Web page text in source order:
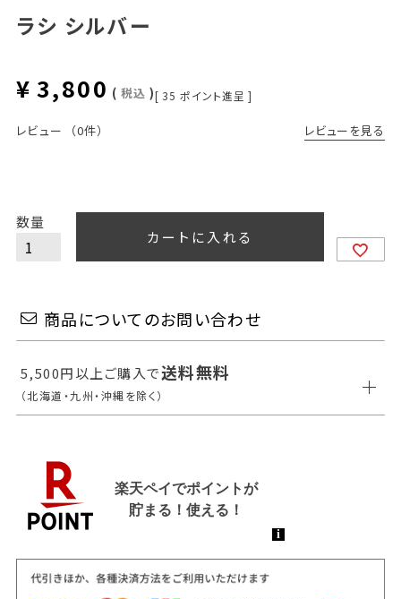
ラシ シルバー
¥ 3,800 税込 [ 35 ポイント進呈 ]
レビュー （0件） レビューを見る
カートに入れる
商品についてのお問い合わせ
5,500円以上ご購入で送料無料
（北海道・九州・沖縄を除く）